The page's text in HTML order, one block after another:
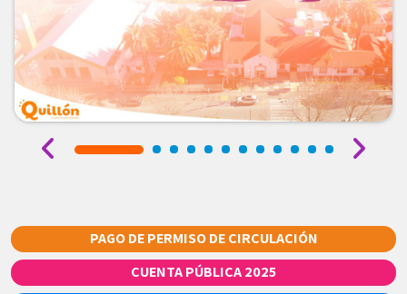
PAGO DE PERMISO DE CIRCULACIÓN
CUENTA PÚBLICA 2025